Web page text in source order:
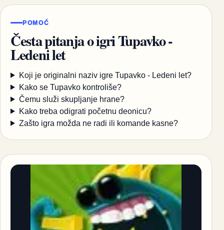
POMOĆ
Česta pitanja o igri Tupavko -
Ledeni let
Koji je originalni naziv igre Tupavko - Ledeni let?
Kako se Tupavko kontroliše?
Čemu služi skupljanje hrane?
Kako treba odigrati početnu deonicu?
Zašto igra možda ne radi ili komande kasne?